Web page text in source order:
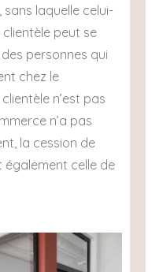
laquelle celui-
peut se
personnes qui
chez le
n’est pas
n’a pas
la cession de
celle de